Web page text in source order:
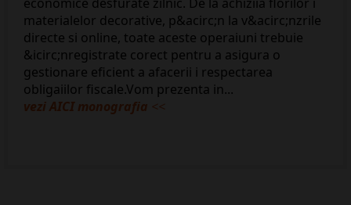
materialelor decorative, p&acirc;n la v&acirc;nzrile
directe si online, toate aceste operaiuni trebuie
&icirc;nregistrate corect pentru a asigura o
gestionare eficient a afacerii i respectarea
obligaiilor fiscale.Vom prezenta in...
vezi AICI monografia <<